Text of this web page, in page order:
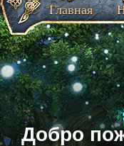
Добро
Главная